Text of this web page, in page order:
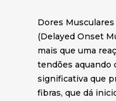
Dores
(Delayed Onset
mais que uma
tendões aquando
significativa que
fibras, que dá